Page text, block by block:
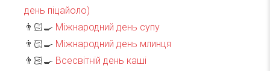
день піцайоло)
👨🏻‍🍳 Міжнародний день супу
👨🏻‍🍳 Міжнародний день млинця
👨🏻‍🍳 Всесвітній день каші